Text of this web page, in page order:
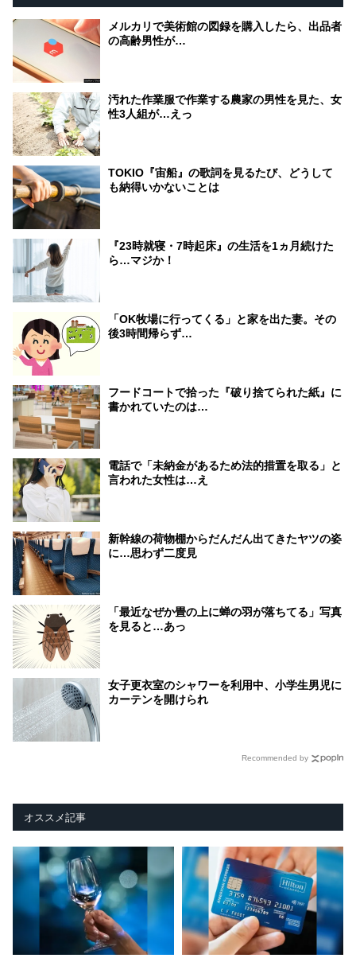
メルカリで美術館の図録を購入したら、出品者
の高齢男性が…
汚れた作業服で作業する農家の男性を見た、女
性3人組が…えっ
TOKIO『宙船』の歌詞を見るたび、どうして
も納得いかないことは
『23時就寝・7時起床』の生活を1ヵ月続けた
ら…マジか！
「OK牧場に行ってくる」と家を出た妻。その
後3時間帰らず…
フードコートで拾った『破り捨てられた紙』に
書かれていたのは…
電話で「未納金があるため法的措置を取る」と
言われた女性は…え
新幹線の荷物棚からだんだん出てきたヤツの姿
に…思わず二度見
「最近なぜか畳の上に蝉の羽が落ちてる」写真
を見ると…あっ
女子更衣室のシャワーを利用中、小学生男児に
カーテンを開けられ
Recommended by
オススメ記事